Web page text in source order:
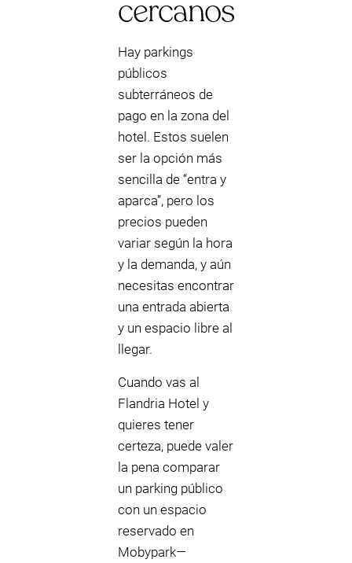
cercanos
Hay parkings
públicos
subterráneos de
pago en la zona del
hotel. Estos suelen
ser la opción más
sencilla de “entra y
aparca”, pero los
precios pueden
variar según la hora
y la demanda, y aún
necesitas encontrar
una entrada abierta
y un espacio libre al
llegar.
Cuando vas al
Flandria Hotel y
quieres tener
certeza, puede valer
la pena comparar
un parking público
con un espacio
reservado en
Mobypark—